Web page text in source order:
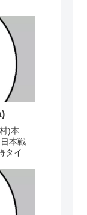
)本
本戦
イト
沼 保